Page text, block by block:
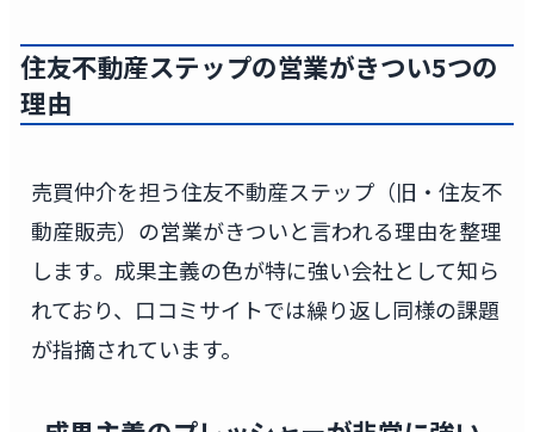
住友不動産ステップの営業がきつい5つの
理由
売買仲介を担う住友不動産ステップ（旧・住友不
動産販売）の営業がきついと言われる理由を整理
します。成果主義の色が特に強い会社として知ら
れており、口コミサイトでは繰り返し同様の課題
が指摘されています。